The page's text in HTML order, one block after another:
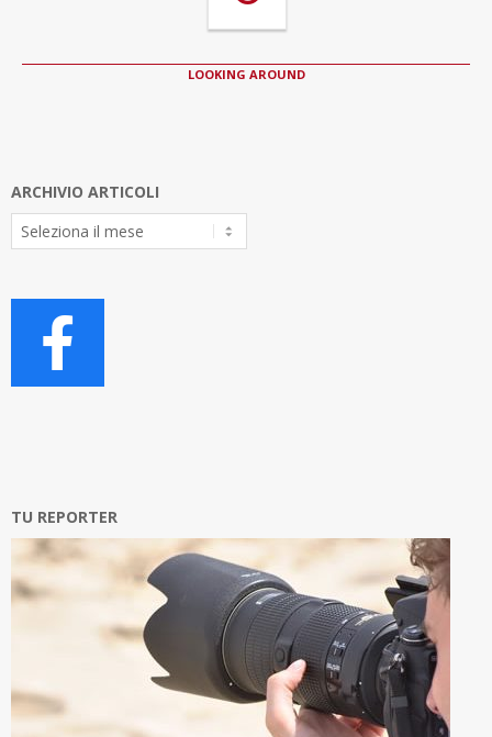
LOOKING AROUND
ARCHIVIO ARTICOLI
Archivio
Articoli
TU REPORTER